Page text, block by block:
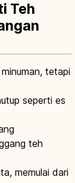
Teh
tetapi
seperti es
teh
memulai dari